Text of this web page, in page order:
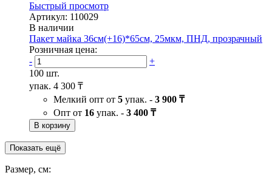
Быстрый просмотр
Артикул: 110029
В наличии
Пакет майка 36см(+16)*65см, 25мкм, ПНД, прозрачный
Розничная цена:
-
+
100 шт.
упак. 4 300 ₸
Мелкий опт от 5 упак. - 3 900 ₸
Опт от 16 упак. - 3 400 ₸
В корзину
Показать ещё
Размер, см: